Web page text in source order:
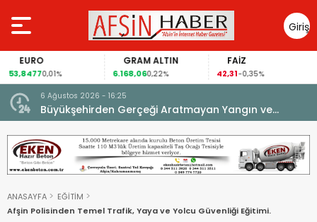
Giriş
Yap
EURO
53,84770,01%
GRAM ALTIN
6.168,060,22%
FAİZ
42,31-0,35%
6 Ağustos 2026 - 16:25
Büyükşehirden Gerçeği Aratmayan Yangın ve
Kurtarma Tatbikatı.
ANASAYFA
EĞİTİM
Afşin Polisinden Temel Trafik, Yaya ve Yolcu Güvenliği Eğitimi.